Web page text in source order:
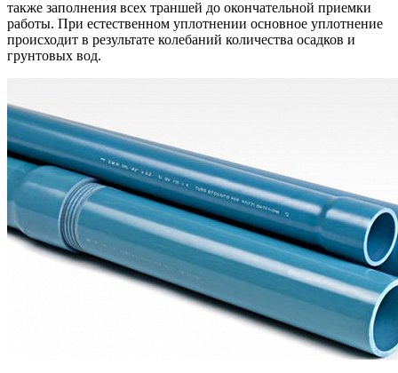
также заполнения всех траншей до окончательной приемки
работы. При естественном уплотнении основное уплотнение
происходит в результате колебаний количества осадков и
грунтовых вод.